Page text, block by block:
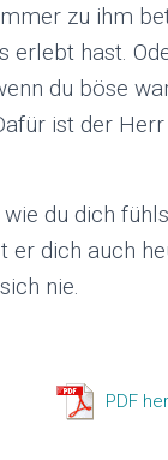
zu ihm
erlebt hast.
du böse
ist der
du dich
dich auch
nie.
PDF